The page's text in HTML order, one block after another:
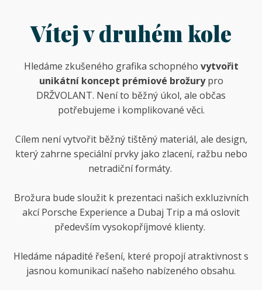
Vítej v druhém kole
Hledáme zkušeného grafika schopného vytvořit
unikátní koncept prémiové brožurypro
DRŽVOLANT. Není to běžný úkol, ale občas
potřebujeme i komplikované věci.
Cílem není vytvořit běžný tištěný materiál, ale design,
který zahrne speciální prvky jako zlacení, ražbu nebo
netradiční formáty.
Brožura bude sloužit k prezentaci našich exkluzivních
akcí Porsche Experience a Dubaj Trip a má oslovit
především vysokopříjmové klienty.
Hledáme nápadité řešení, které propojí atraktivnost s
jasnou komunikací našeho nabízeného obsahu.